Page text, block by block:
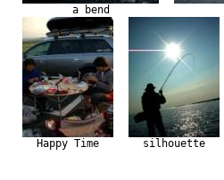
a bend
Happy Time silhouette